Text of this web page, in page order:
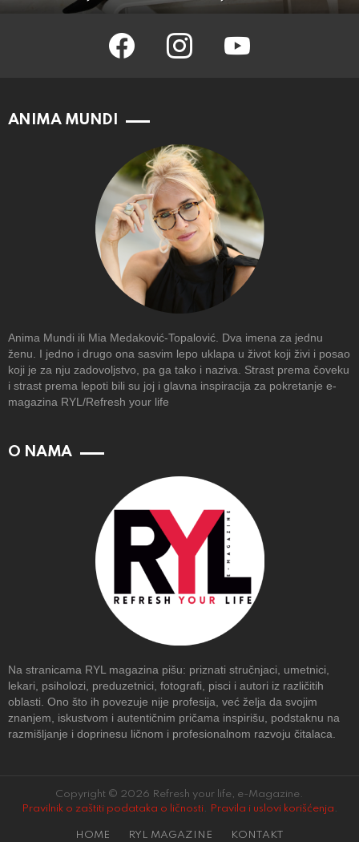
facebook instagram youtube
ANIMA MUNDI
Anima Mundi ili Mia Medaković-Topalović. Dva imena za jednu
ženu. I jedno i drugo ona sasvim lepo uklapa u život koji živi i posao
koji je za nju zadovoljstvo, pa ga tako i naziva. Strast prema čoveku
i strast prema lepoti bili su joj i glavna inspiracija za pokretanje e-
magazina RYL/Refresh your life
O NAMA
Na stranicama RYL magazina pišu: priznati stručnjaci, umetnici,
lekari, psiholozi, preduzetnici, fotografi, pisci i autori iz različitih
oblasti. Ono što ih povezuje nije profesija, već želja da svojim
znanjem, iskustvom i autentičnim pričama inspirišu, podstaknu na
razmišljanje i doprinesu ličnom i profesionalnom razvoju čitalaca.
Copyright © 2026 Refresh your life, e-Magazine.
Pravilnik o zaštiti podataka o ličnosti . Pravila i uslovi korišćenja .
HOME RYL MAGAZINE KONTAKT